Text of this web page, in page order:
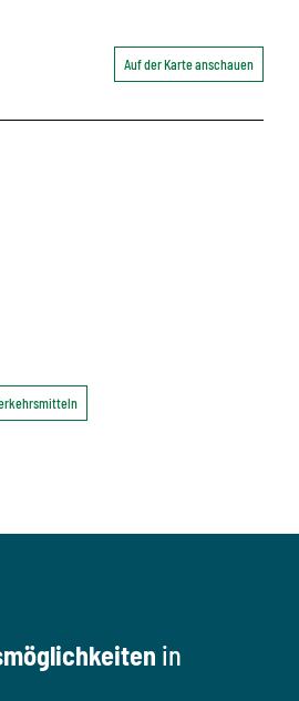
Auf der Karte anschauen
in